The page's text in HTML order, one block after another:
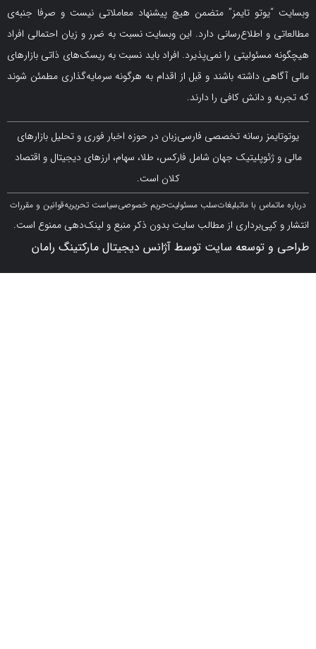
تایمز” متضمن هیچ پیشنهاد معاملاتی نیست و صرفا جنبه‌ی
اطلاع‌رسانی دارد. این وبسایت نسبت به ضرر و زیان احتمالی افراد
را نمی‌پذیرد. افراد باید نسبت به ریسک‌های ذاتی بازارهای
داشته باشند و قبل از اقدام به هرگونه سرمایه‌گذاری مطمئن شوند
دانش کافی را دارند.
رسانه تخصصی فارسی‌زبان در حوزه اخبار فوری و تحلیل بازارهای
جهان شامل فارکس، طلا، سهام، ارزهای دیجیتال و اقتصاد
با ما تبلیغاتسلب مسئولیتحریم خصوصیسیاست تحریریهقوانین و مقررات
از مطالب سایت بدون ذکر منبع و لینک‌دهی ممنوع است.
سایت توسط آژانس دیجیتال مارکتینگ رامان